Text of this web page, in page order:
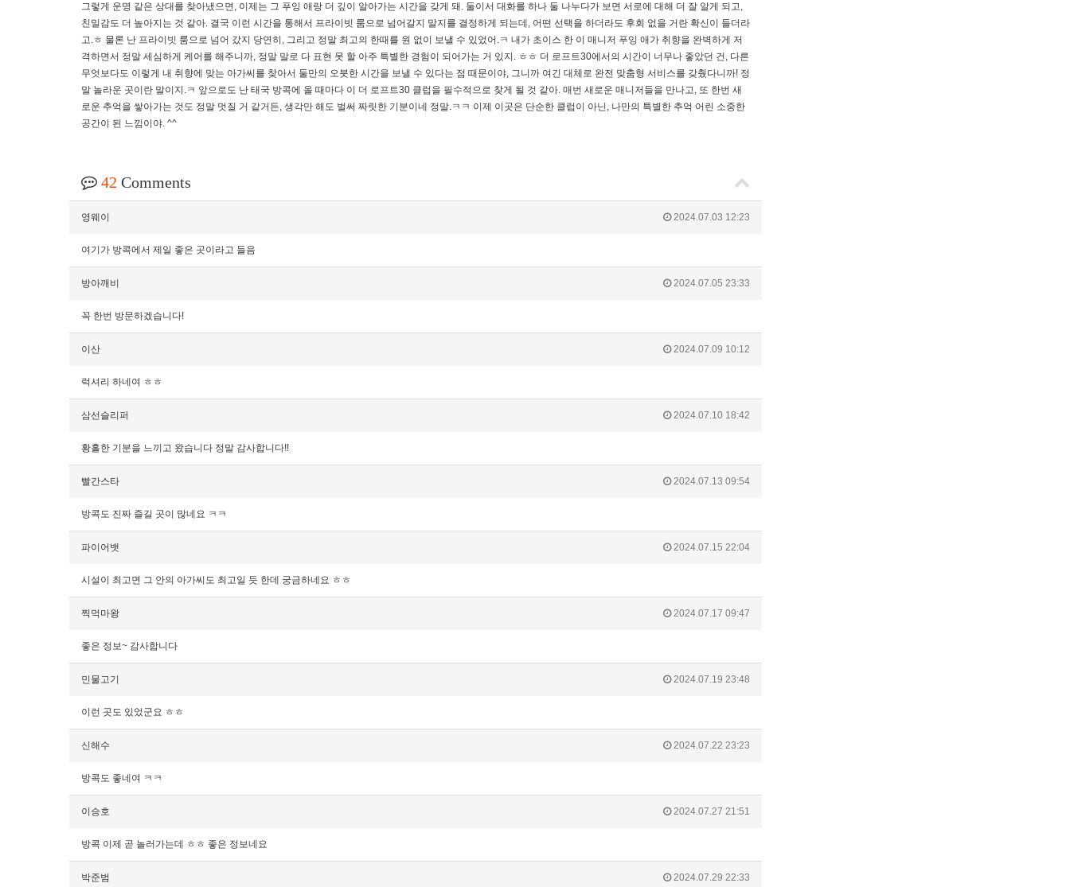
그렇게 운명 같은 상대를 찾아냈으면, 이제는 그 푸잉 애랑 더 깊이 알아가는 시간을 갖게 돼. 둘이서 대화를 하나 둘 나누다가 보면 서로에 대해 더 잘 알게 되고,
친밀감도 더 높아지는 것 같아. 결국 이런 시간을 통해서 프라이빗 룸으로 넘어갈지 말지를 결정하게 되는데, 어떤 선택을 하더라도 후회 없을 거란 확신이 들더라
고.ㅎ 물론 난 프라이빗 룸으로 넘어 갔지 당연히, 그리고 정말 최고의 한때를 원 없이 보낼 수 있었어.ㅋ 내가 초이스 한 이 매니저 푸잉 애가 취향을 완벽하게 저
격하면서 정말 세심하게 케어를 해주니까, 정말 말로 다 표현 못 할 아주 특별한 경험이 되어가는 거 있지. ㅎㅎ 더 로프트30에서의 시간이 너무나 좋았던 건, 다른
무엇보다도 이렇게 내 취향에 맞는 아가씨를 찾아서 둘만의 오붓한 시간을 보낼 수 있다는 점 때문이야, 그니까 여긴 대체로 완전 맞춤형 서비스를 갖췄다니까! 정
말 놀라운 곳이란 말이지.ㅋ 앞으로도 난 태국 방콕에 올 때마다 이 더 로프트30 클럽을 필수적으로 찾게 될 것 같아. 매번 새로운 매니저들을 만나고, 또 한번 새
로운 추억을 쌓아가는 것도 정말 멋질 거 같거든, 생각만 해도 벌써 짜릿한 기분이네 정말.ㅋㅋ 이제 이곳은 단순한 클럽이 아닌, 나만의 특별한 추억 어린 소중한
공간이 된 느낌이야. ^^
42 Comments
영웨이 2024.07.03 12:23
여기가 방콕에서 제일 좋은 곳이라고 들음
방아깨비 2024.07.05 23:33
꼭 한번 방문하겠습니다!
이산 2024.07.09 10:12
럭셔리 하네여 ㅎㅎ
삼선슬리퍼 2024.07.10 18:42
황홀한 기분을 느끼고 왔습니다 정말 감사합니다!!
빨간스타 2024.07.13 09:54
방콕도 진짜 즐길 곳이 많네요 ㅋㅋ
파이어뱃 2024.07.15 22:04
시설이 최고면 그 안의 아가씨도 최고일 듯 한데 궁금하네요 ㅎㅎ
찍먹마왕 2024.07.17 09:47
좋은 정보~ 감사합니다
민물고기 2024.07.19 23:48
이런 곳도 있었군요 ㅎㅎ
신해수 2024.07.22 23:23
방콕도 좋네여 ㅋㅋ
이승호 2024.07.27 21:51
방콕 이제 곧 놀러가는데 ㅎㅎ 좋은 정보네요
박준범 2024.07.29 22:33